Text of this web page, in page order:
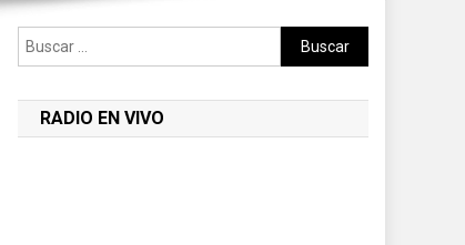
Buscar:
RADIO EN VIVO